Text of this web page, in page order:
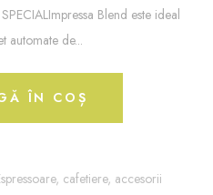
Blend este ideal
automate de...
ÎN COȘ
cafetiere, accesorii